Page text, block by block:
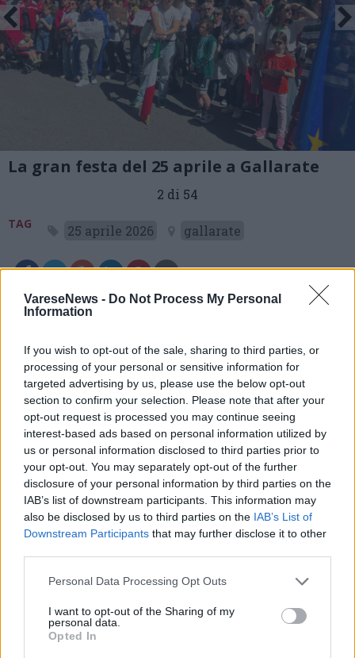
VareseNews - Do Not Process My Personal
Information
If you wish to opt-out of the sale, sharing to third parties, or
processing of your personal or sensitive information for
targeted advertising by us, please use the below opt-out
section to confirm your selection. Please note that after your
opt-out request is processed you may continue seeing
interest-based ads based on personal information utilized by
us or personal information disclosed to third parties prior to
your opt-out. You may separately opt-out of the further
disclosure of your personal information by third parties on the
IAB’s list of downstream participants. This information may
also be disclosed by us to third parties on the IAB’s List of
Downstream Participants that may further disclose it to other
Personal Data Processing Opt Outs
I want to opt-out of the Sharing of my
personal data.
Opted In
La gran festa del 25 aprile a Gallarate
2 di 54
TAG 25 aprile 2026 gallarate
Leggi l'articolo:
La grande festa del 25 aprile a Gallarate, tra Resistenza di
ADV
Commenti
Accedi o